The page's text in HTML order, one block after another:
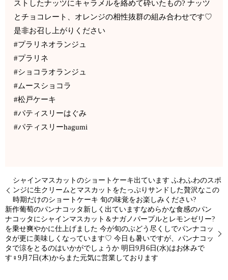
ストしたナッツにキャラメルを絡めて砕いたもの? ナッツ
とチョコレート、オレンジの相性抜群の組み合わせです♡
是非お召し上がりください
#プラリネオランジュ
#プラリネ
#ショコラオランジュ
#ムースショコラ
#松戸ケーキ
#パティスリーはぐみ
#パティスリーhagumi
シャインマスカットのショートケーキ出ています ふわふわのスポ
ンジに生クリームとマスカットをたっぷりサンドした贅沢なこの
時期だけのショートケーキ 旬の味覚をお楽しみください?
新作葡萄のパンナコッタ新しく出ていますなめらかな食感のパン
ナコッタにシャインマスカット＆ナガノパープルとレモンゼリー?
を乗せ爽やかに仕上げました 今が旬のぶどう尽くしでパンナコッ
タが更に美味しくなっています♡ 今日も暑いですが、パンナコッ
タで涼をとるのはいかがでしょうか 明日9月6日(水)はお休みで
す‍♀️9月7日(木)からまた元気に営業しております